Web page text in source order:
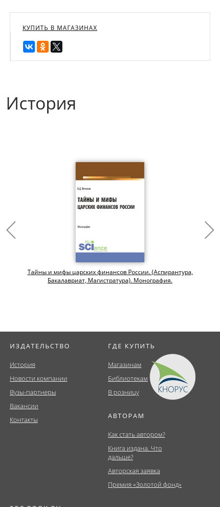
КУПИТЬ В МАГАЗИНАХ
История
Тайны и мифы царских финансов России. (Аспирантура,
Бакалавриат, Магистратура). Монография.
ИЗДАТЕЛЬСТВО
История
Новости компании
Вузы-партнеры
Вакансии
Контакты
ГДЕ КУПИТЬ
Магазинам
Библиотекам
В розницу
АВТОРАМ
Как стать автором?
Книга издана. Что
дальше?
Авторская заявка
Премия «Золотой фонд»